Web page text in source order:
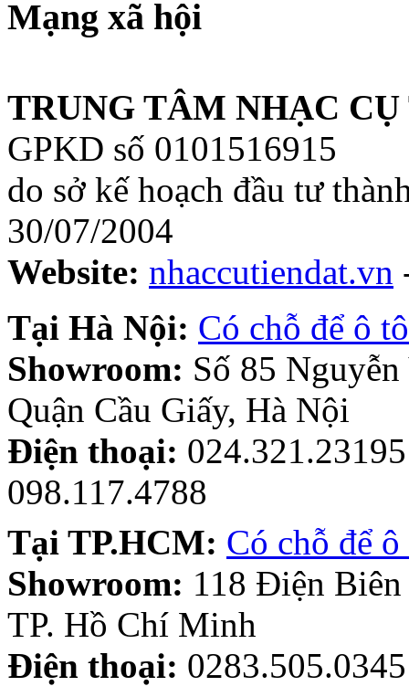
Mạng xã hội
TRUNG TÂM NHẠC
GPKD số 0101516915
do sở kế hoạch đầu tư
30/07/2004
Website: nhaccutiendat.vn
Tại Hà Nội: Có chỗ để ô tô
Showroom: Số 85
Quận Cầu Giấy, Hà Nội
Điện thoại:
098.117.4788
Tại TP.HCM: Có chỗ để
Showroom: 118 Điện
TP. Hồ Chí Minh
Điện thoại: